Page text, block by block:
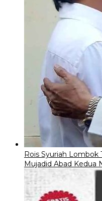
Rois Syuriah Lombok
Mujadid Abad Kedua